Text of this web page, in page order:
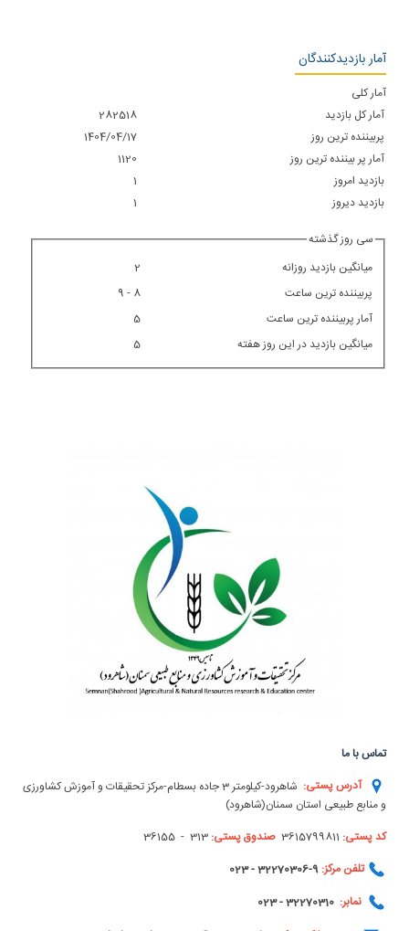
آمار بازدیدکنندگان
آمار کلی
آمار کل بازدید
282518
پربیننده ترین روز
1404/04/17
آمار پر بيننده ترين روز
1120
بازديد امروز
1
بازديد ديروز
1
سی روز گذشته
ميانگين بازديد روزانه
2
پربيننده ترين ساعت
8 - 9
آمار پربيننده ترين ساعت
5
ميانگين بازديد در اين روز هفته
5
تماس با ما
آدرس پستی:
شاهرود-کیلومتر 3 جاده بسطام-مرکز تحقیقات و آموزش کشاورزی
و منابع طبیعی استان سمنان(شاهرود)
کد پستی: 3615799811 صندوق پستی: 313 - 36155
تلفن مرکز: 9-32270306 - 023
نمابر: 32270310 - 023